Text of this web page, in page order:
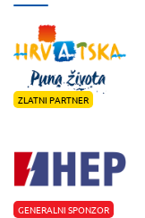
ZLATNI PARTNER
GENERALNI SPONZOR